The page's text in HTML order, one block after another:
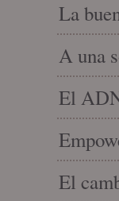
La
A una
El
El